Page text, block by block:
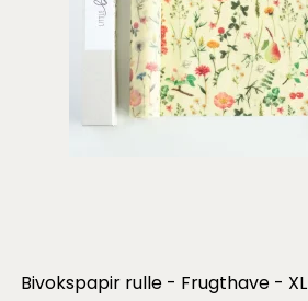
Bivokspapir rulle - Frugthave - XL